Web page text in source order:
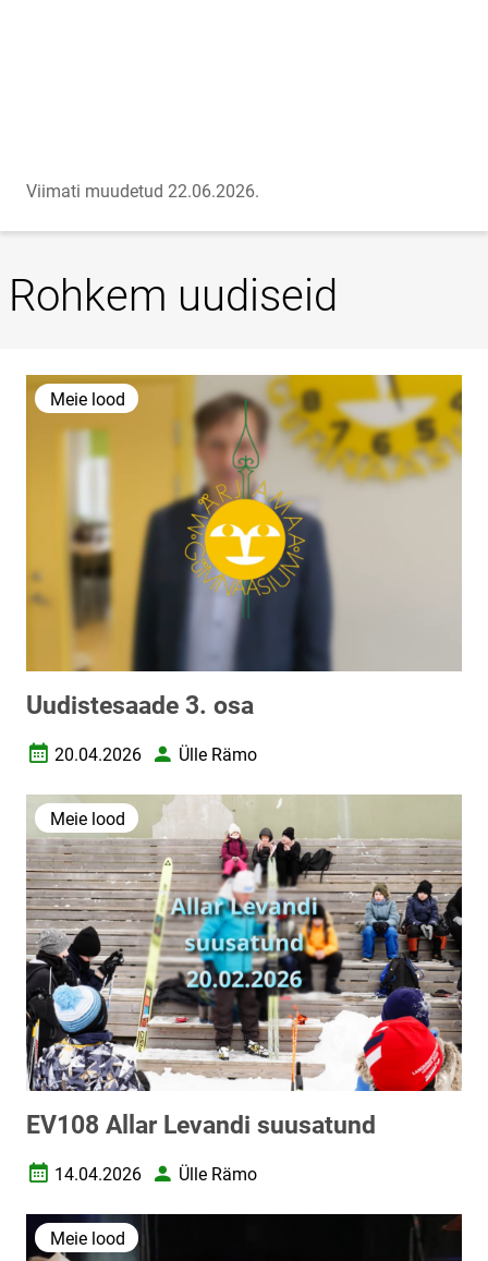
Viimati muudetud 22.06.2026.
Rohkem uudiseid
Meie lood
Uudistesaade 3. osa
Loomise kuupäev
20.04.2026 AutorÜlle Rämo
Meie lood
EV108 Allar Levandi suusatund
Loomise kuupäev
14.04.2026 AutorÜlle Rämo
Meie lood